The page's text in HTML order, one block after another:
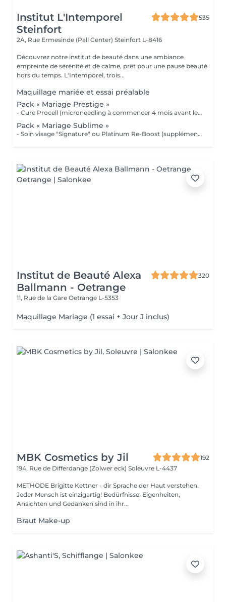
Institut L'Intemporel
Steinfort
535
2A, Rue Ermesinde (Pall Center) Steinfort L-8416
Découvrez notre institut de beauté dans une ambiance
empreinte de sérénité et de calme, prêt pour une pause beauté
hors du temps. L'Intemporel, trois...
Maquillage mariée et essai préalable
Pack « Mariage Prestige »
- Cure Procell (microneedling à commencer 4 mois avant le jour J) ou cure Soin Signature. - Gommage du corps et massage 1h : 1 semaine avant le jour J - Beauté des mains et beauté des pieds (vernis semi permanent en supplément) : 2 jours avant le jour J - Maquillage Mariée, le jour J + essai à votre convenance - Épilations au choix, 2 jours avant le jour J 1099€ au lieu de 1435€
Pack « Mariage Sublime »
- Soin visage "Signature" ou Platinum Re-Boost (supplément de 25€) - Gommage du corps - Massage détente dos et épaules - Beauté des pieds et vernis simple (semi permanent + 6€) - Beauté des mains et vernis classique (semi permanent + 15€) - Maquillage Mariée + essai préalable - Épilations au choix (cire classique) Forfait à planifier avec votre esthéticienne 599€ au lieu de 728€
Institut de Beauté Alexa
Ballmann - Oetrange
320
11, Rue de la Gare Oetrange L-5353
Maquillage Mariage (1 essai + Jour J inclus)
MBK Cosmetics by Jil
192
194, Rue de Differdange (Zolwer eck) Soleuvre L-4437
METHODE Brigitte Kettner - dir Sprache der Haut verstehen.
Jeder Mensch ist einzigartig! Bedürfnisse, Eigenheiten,
Ansichten und Gedanken sind in ihr...
Braut Make-up